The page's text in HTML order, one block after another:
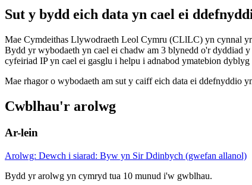
Sut y bydd eich data yn cael ei
Mae Cymdeithas Llywodraeth Leol Cymru (CLlLC) yn cynnal
Bydd yr wybodaeth yn cael ei chadw am 3 blynedd o'r dyddiad
cyfeiriad IP yn cael ei gasglu i helpu i adnabod ymatebion dyblyg
Mae rhagor o wybodaeth am sut y caiff eich data ei ddefnyddio
Cwblhau'r arolwg
Ar-lein
Arolwg: Dewch i siarad: Byw yn Sir Ddinbych (gwefan allanol)
Bydd yr arolwg yn cymryd tua 10 munud i'w gwblhau.